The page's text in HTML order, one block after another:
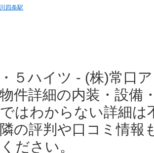
四条駅
５ハイツ - (株)常口
件詳細の内装・設備
はわからない詳細は
の評判や口コミ情
ださい。